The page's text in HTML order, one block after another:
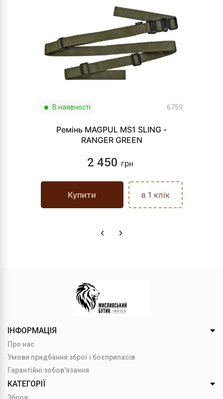
В наявності 6759
Ремінь MAGPUL MS1 SLING -
RANGER GREEN
2 450 грн
Купити в 1 клік
ІНФОРМАЦІЯ
Про нас
Умови придбання зброї і боєприпасів
Гарантійні зобов'язання
КАТЕГОРІЇ